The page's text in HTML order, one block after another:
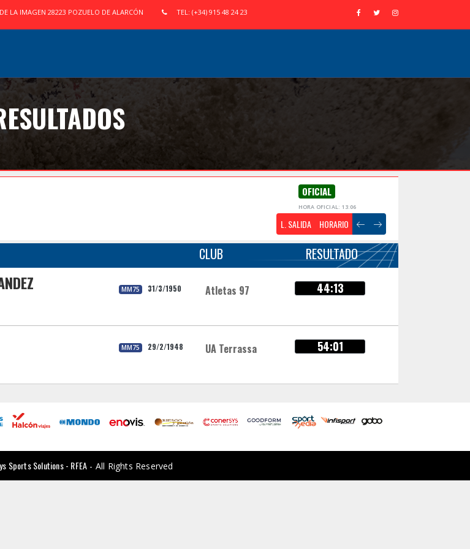
LA IMAGEN 28223 POZUELO DE ALARCÓN TEL: (+34) 915 48 24 23
OFICIAL
HORA OFICIAL: 13:06
L. SALIDA HORARIO
CLUB RESULTADO
MM75 31/3/1950 Atletas 97 44:13
MM75 29/2/1948 UA Terrassa 54:01
Sports Solutions - RFEA - All Rights Reserved